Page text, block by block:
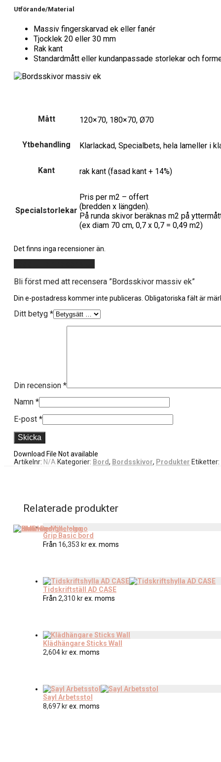
Utförande/Material
Massiv fingerskarvad ek eller fanér
Tjocklek 20 eller 30 mm
Rak kant
Standardmått eller kundanpassade storlekar och
Mått 120×70, 180×70, Ø70
Ytbehandling Klarlackad, Specialbets, hela lameller i
Kant rak kant (fasad kant + 14%)
Specialstorlekar
Pris per m2 – offert
(bredden x längden).
På runda skivor beräknas m2 på
(ex diam 70 cm, 0,7 x 0,7 = 0,49 m2)
Det finns inga recensioner än.
Bli först med att recensera ”Bordsskivor massiv ek”
Din e-postadress kommer inte publiceras. Obligatoriska fält är
Ditt betyg *
Din recension *
Namn *
E-post *
Download File Not available
Artikelnr: N/A Kategorier: Bord, Bordsskivor, Produkter Etiketter:
Relaterade produkter
Grip Basic bord
Från 16,353 krex. moms
Tidskriftställ AD CASE
Från 2,310 krex. moms
Klädhängare Sticks Wall
2,604 krex. moms
Sayl Arbetsstol
8,697 krex. moms